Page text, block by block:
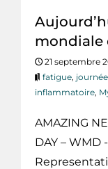
mondiale
21 septembre
fatigue,
inflammatoire,
AMAZING
DAY – WMD